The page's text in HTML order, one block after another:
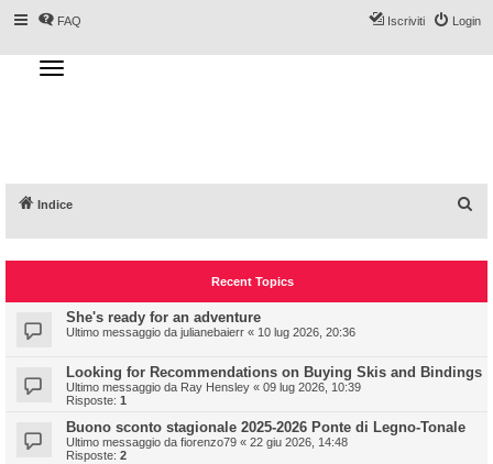
FAQ Login
Iscriviti
T
o
g
a
t
Indice
Recent Topics
She's ready for an adventure
Ultimo messaggio da julianebaierr « 10 lug 2026, 20:36
Looking for Recommendations on Buying Skis and Bindings
Ultimo messaggio da Ray Hensley « 09 lug 2026, 10:39
Risposte: 1
Buono sconto stagionale 2025-2026 Ponte di Legno-Tonale
Ultimo messaggio da fiorenzo79 « 22 giu 2026, 14:48
Risposte: 2